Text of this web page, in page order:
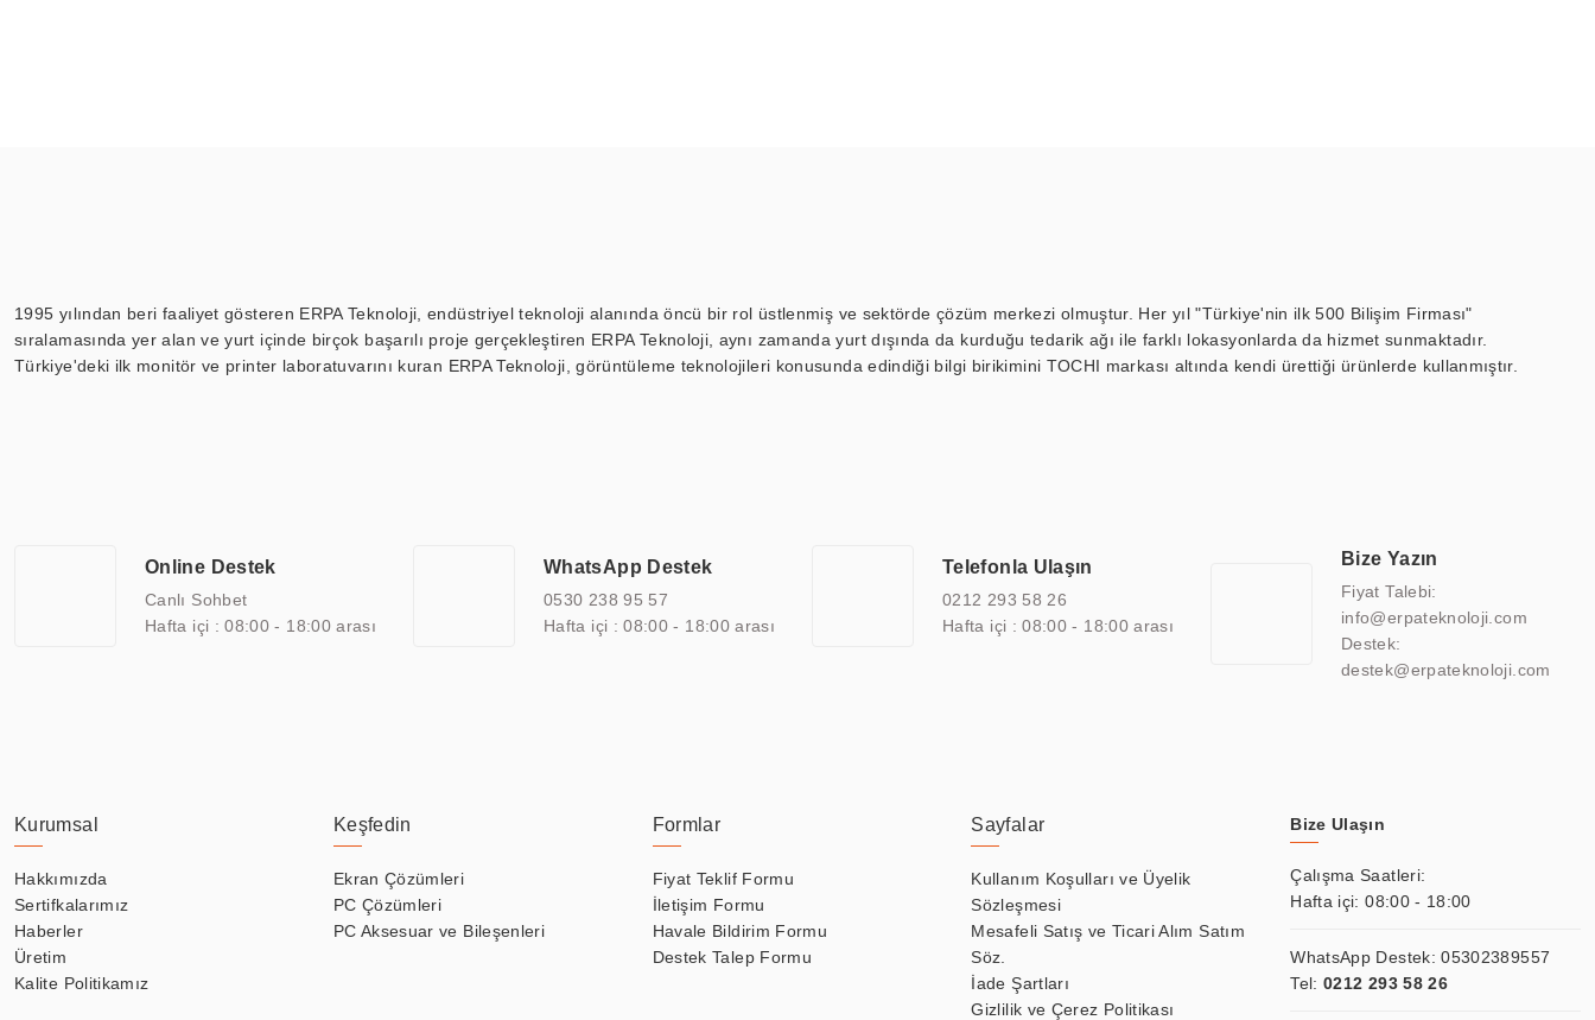
1995 yılından beri faaliyet gösteren ERPA Teknoloji, endüstriyel teknoloji alanında öncü bir rol üstlenmiş ve sektörde çözüm merkezi olmuştur. Her yıl "Türkiye'nin ilk 500 Bilişim Firması"
sıralamasında yer alan ve yurt içinde birçok başarılı proje gerçekleştiren ERPA Teknoloji, aynı zamanda yurt dışında da kurduğu tedarik ağı ile farklı lokasyonlarda da hizmet sunmaktadır.
Türkiye'deki ilk monitör ve printer laboratuvarını kuran ERPA Teknoloji, görüntüleme teknolojileri konusunda edindiği bilgi birikimini TOCHI markası altında kendi ürettiği ürünlerde kullanmıştır.
arasında yer almaktadır. ERPA Teknoloji, uluslararası standartlarda kalite belgelerine ve sertifikalara sahip olup, etik değerlere bağlı bir şekilde hareket etmektedir. Kaliteli ekipmanı, uzman kadroları,
yılların getirdiği bilgi ve tecrübe ile birleştiren ERPA Teknoloji, özel çözümleri ile iş ortaklarının öne çıkmasına ve sürekli gelişimine katkı sağlamaktadır.
Online Destek
Canlı Sohbet
Hafta içi : 08:00 - 18:00 arası
WhatsApp Destek
0530 238 95 57
Hafta içi : 08:00 - 18:00 arası
Telefonla Ulaşın
0212 293 58 26
Hafta içi : 08:00 - 18:00 arası
Bize Yazın
Fiyat Talebi:
info@erpateknoloji.com
Destek:
destek@erpateknoloji.com
Kurumsal
Hakkımızda
Sertifkalarımız
Haberler
Üretim
Kalite Politikamız
Keşfedin
Ekran Çözümleri
PC Çözümleri
PC Aksesuar ve Bileşenleri
Formlar
Fiyat Teklif Formu
İletişim Formu
Havale Bildirim Formu
Destek Talep Formu
Sayfalar
Kullanım Koşulları ve Üyelik
Sözleşmesi
Mesafeli Satış ve Ticari Alım Satım
Söz.
İade Şartları
Gizlilik ve Çerez Politikası
Bize Ulaşın
Çalışma Saatleri:
Hafta içi: 08:00 - 18:00
WhatsApp Destek:05302389557
Tel: 0212 293 58 26